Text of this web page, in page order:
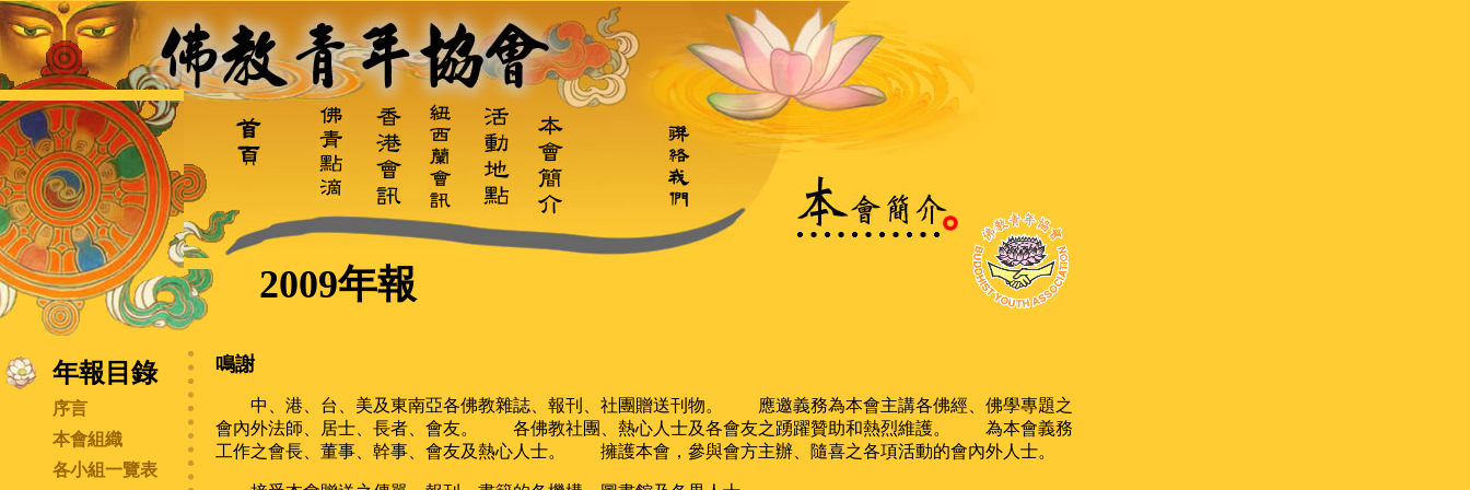
2009年報
年報目錄
序言
本會組織
各小組一覽表
鳴謝
中、港、台、美及東南亞各佛教雜誌、報刊、社團贈送刊物。 應邀義務為本會主講各佛經、佛學專題之
會內外法師、居士、長者、會友。 各佛教社團、熱心人士及各會友之踴躍贊助和熱烈維護。 為本會義務
工作之會長、董事、幹事、會友及熱心人士。 擁護本會，參與會方主辦、隨喜之各項活動的會內外人士。